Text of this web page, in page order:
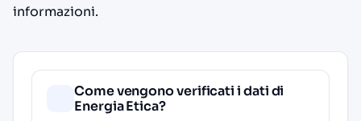
informazioni.
Come vengono verificati i dati di
Energia Etica?